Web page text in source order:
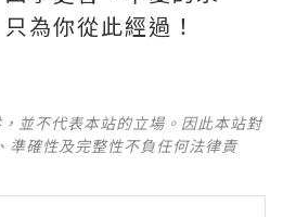
為你從此經過！
並不代表本站的立場。因此本站對
準確性及完整性不負任何法律責